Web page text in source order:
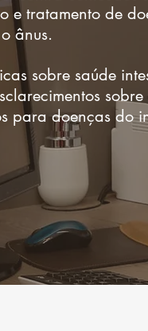
e tratamento de
ânus.
sobre saúde
para doenças do